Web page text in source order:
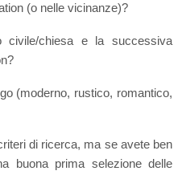
(o nelle vicinanze)?
civile/chiesa e la successiva
(moderno, rustico, romantico,
di ricerca, ma se avete ben
buona prima selezione delle